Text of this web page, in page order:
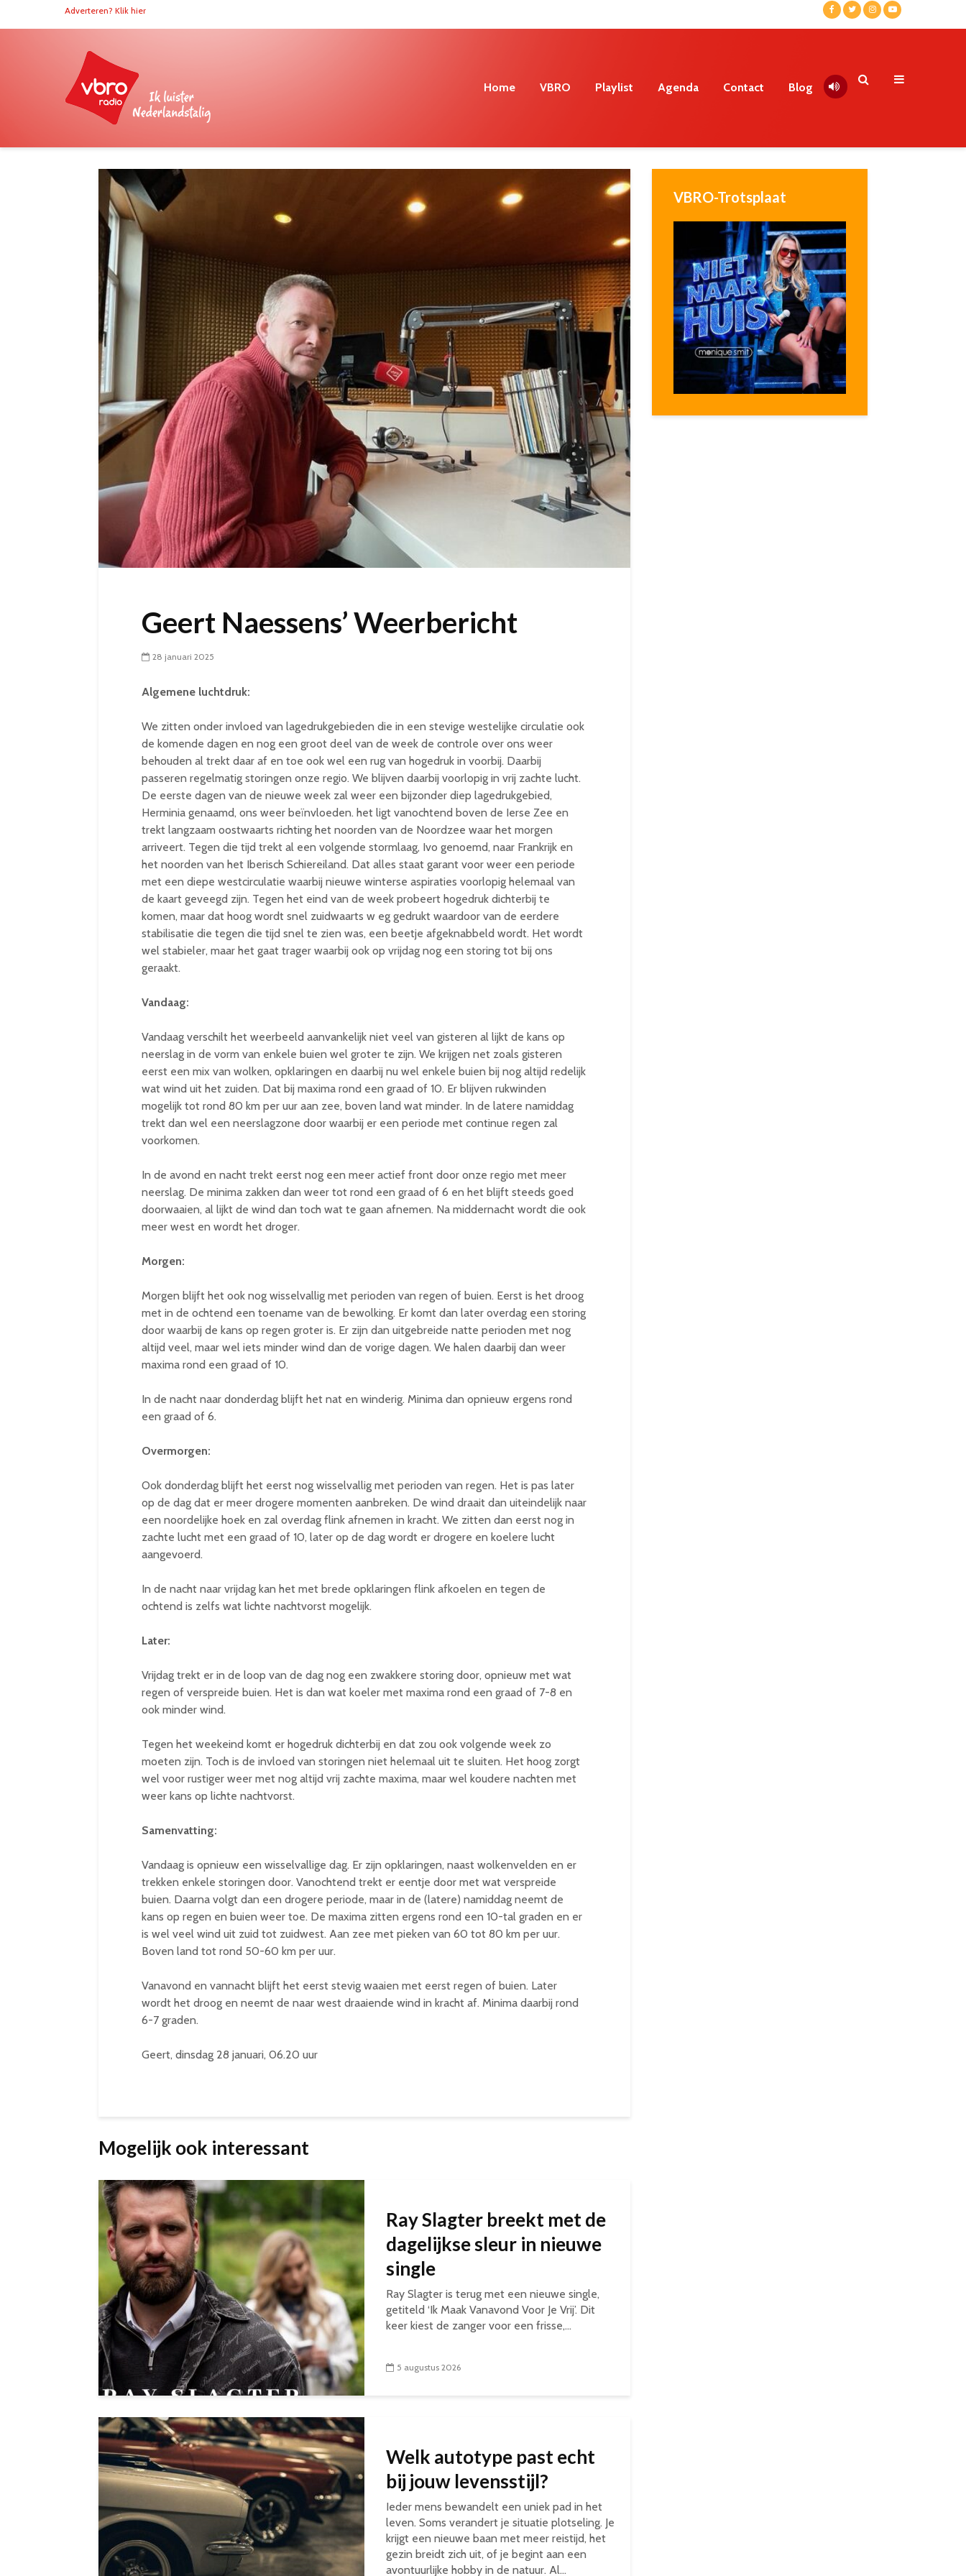
Adverteren? Klik hier
Home VBRO Playlist Agenda Contact Blog
Geert Naessens’ Weerbericht
28 januari 2025
Algemene luchtdruk:
We zitten onder invloed van lagedrukgebieden die in een stevige westelijke circulatie ook
de komende dagen en nog een groot deel van de week de controle over ons weer
behouden al trekt daar af en toe ook wel een rug van hogedruk in voorbij. Daarbij
passeren regelmatig storingen onze regio. We blijven daarbij voorlopig in vrij zachte lucht.
De eerste dagen van de nieuwe week zal weer een bijzonder diep lagedrukgebied,
Herminia genaamd, ons weer beïnvloeden. het ligt vanochtend boven de Ierse Zee en
trekt langzaam oostwaarts richting het noorden van de Noordzee waar het morgen
arriveert. Tegen die tijd trekt al een volgende stormlaag, Ivo genoemd, naar Frankrijk en
het noorden van het Iberisch Schiereiland. Dat alles staat garant voor weer een periode
met een diepe westcirculatie waarbij nieuwe winterse aspiraties voorlopig helemaal van
de kaart geveegd zijn. Tegen het eind van de week probeert hogedruk dichterbij te
komen, maar dat hoog wordt snel zuidwaarts w eg gedrukt waardoor van de eerdere
stabilisatie die tegen die tijd snel te zien was, een beetje afgeknabbeld wordt. Het wordt
wel stabieler, maar het gaat trager waarbij ook op vrijdag nog een storing tot bij ons
geraakt.
Vandaag:
Vandaag verschilt het weerbeeld aanvankelijk niet veel van gisteren al lijkt de kans op
neerslag in de vorm van enkele buien wel groter te zijn. We krijgen net zoals gisteren
eerst een mix van wolken, opklaringen en daarbij nu wel enkele buien bij nog altijd redelijk
wat wind uit het zuiden. Dat bij maxima rond een graad of 10. Er blijven rukwinden
mogelijk tot rond 80 km per uur aan zee, boven land wat minder. In de latere namiddag
trekt dan wel een neerslagzone door waarbij er een periode met continue regen zal
voorkomen.
In de avond en nacht trekt eerst nog een meer actief front door onze regio met meer
neerslag. De minima zakken dan weer tot rond een graad of 6 en het blijft steeds goed
doorwaaien, al lijkt de wind dan toch wat te gaan afnemen. Na middernacht wordt die ook
meer west en wordt het droger.
Morgen:
Morgen blijft het ook nog wisselvallig met perioden van regen of buien. Eerst is het droog
met in de ochtend een toename van de bewolking. Er komt dan later overdag een storing
door waarbij de kans op regen groter is. Er zijn dan uitgebreide natte perioden met nog
altijd veel, maar wel iets minder wind dan de vorige dagen. We halen daarbij dan weer
maxima rond een graad of 10.
In de nacht naar donderdag blijft het nat en winderig. Minima dan opnieuw ergens rond
een graad of 6.
Overmorgen:
Ook donderdag blijft het eerst nog wisselvallig met perioden van regen. Het is pas later
op de dag dat er meer drogere momenten aanbreken. De wind draait dan uiteindelijk naar
een noordelijke hoek en zal overdag flink afnemen in kracht. We zitten dan eerst nog in
zachte lucht met een graad of 10, later op de dag wordt er drogere en koelere lucht
aangevoerd.
In de nacht naar vrijdag kan het met brede opklaringen flink afkoelen en tegen de
ochtend is zelfs wat lichte nachtvorst mogelijk.
Later:
Vrijdag trekt er in de loop van de dag nog een zwakkere storing door, opnieuw met wat
regen of verspreide buien. Het is dan wat koeler met maxima rond een graad of 7-8 en
ook minder wind.
Tegen het weekeind komt er hogedruk dichterbij en dat zou ook volgende week zo
moeten zijn. Toch is de invloed van storingen niet helemaal uit te sluiten. Het hoog zorgt
wel voor rustiger weer met nog altijd vrij zachte maxima, maar wel koudere nachten met
weer kans op lichte nachtvorst.
Samenvatting:
Vandaag is opnieuw een wisselvallige dag. Er zijn opklaringen, naast wolkenvelden en er
trekken enkele storingen door. Vanochtend trekt er eentje door met wat verspreide
buien. Daarna volgt dan een drogere periode, maar in de (latere) namiddag neemt de
kans op regen en buien weer toe. De maxima zitten ergens rond een 10-tal graden en er
is wel veel wind uit zuid tot zuidwest. Aan zee met pieken van 60 tot 80 km per uur.
Boven land tot rond 50-60 km per uur.
Vanavond en vannacht blijft het eerst stevig waaien met eerst regen of buien. Later
wordt het droog en neemt de naar west draaiende wind in kracht af. Minima daarbij rond
6-7 graden.
Geert, dinsdag 28 januari, 06.20 uur
Mogelijk ook interessant
Ray Slagter breekt met de
dagelijkse sleur in nieuwe
single
Ray Slagter is terug met een nieuwe single,
getiteld ‘Ik Maak Vanavond Voor Je Vrij’. Dit
keer kiest de zanger voor een frisse,...
5 augustus 2026
Welk autotype past echt
bij jouw levensstijl?
Ieder mens bewandelt een uniek pad in het
leven. Soms verandert je situatie plotseling. Je
krijgt een nieuwe baan met meer reistijd, het
gezin breidt zich uit, of je begint aan een
avontuurlijke hobby in de natuur. Al...
VBRO-Trotsplaat